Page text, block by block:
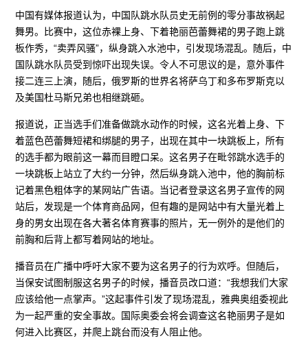
中国有媒体报道认为，中国队跳水队员史无前例的零分事故祸起
舞男。比赛中，这位赤裸上身、下着艳丽芭蕾舞裙的男子跑上跳
板作秀，“卖弄风骚”，纵身跳入水池中，引发现场混乱。随后，中
国队跳水队员受到惊吓出现失误。令人不可思议的是，意外事件
接二连三上演，随后，俄罗斯的世界名将萨乌丁和多布罗斯克以
及美国杜马斯兄弟也相继跳砸。
报道说，正当选手们准备做跳水动作的时候，这名光着上身、下
着蓝色芭蕾舞短裙和绑腿的男子，出现在其中一块跳板上，所有
的选手都为眼前这一幕而目瞪口呆。这名男子在毗邻跳水选手的
一块跳板上站立了大约一分钟，然后纵身跳入池中，他的胸前标
记着黑色粗体字的某网站广告语。当记者登录这名男子宣传的网
站后，发现是一个体育商品网，但有趣的是网站中有大量光着上
身的男女出现在各大著名体育赛事的照片，无一例外的是他们的
前胸和后背上都写着网站的地址。
播音员在广播中呼吁大家不要为这名男子的行为欢呼。但随后，
当保安试图制服这名男子的时候，播音员改口道：“我想我们大家
应该给他一点掌声。”这起事件引发了现场混乱，雅典奥组委视此
为一起严重的安全事故。国际奥委会将会调查这名艳丽男子是如
何进入比赛区，并爬上跳台而没有人阻止他。